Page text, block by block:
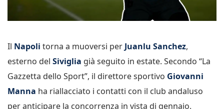
Il Napoli torna a muoversi per Juanlu Sanchez,
esterno del Siviglia già seguito in estate. Secondo “La
Gazzetta dello Sport”, il direttore sportivo Giovanni
Manna ha riallacciato i contatti con il club andaluso
per anticipare la concorrenza in vista di gennaio.